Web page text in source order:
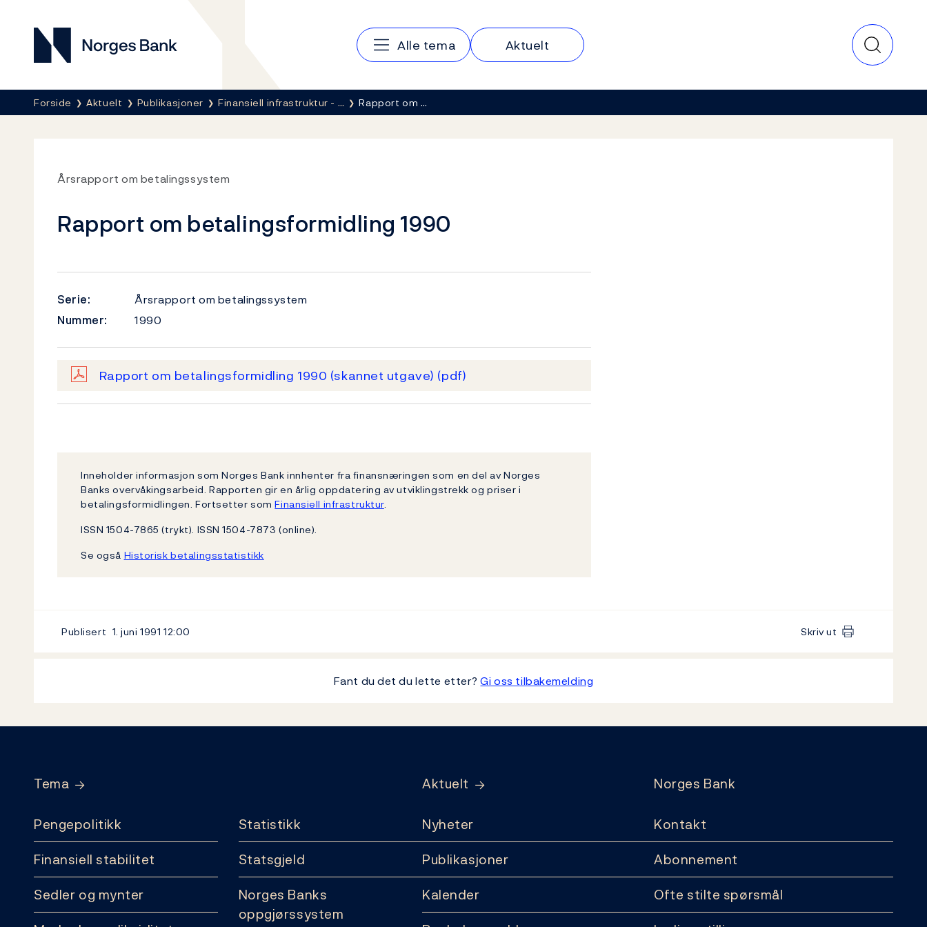
Norges Bank
Hovedmeny
Alle tema Aktuelt
Her er du nå:
Forside Aktuelt Publikasjoner Finansiell infrastruktur - … Rapport om …
Årsrapport om betalingssystem
Rapport om betalingsformidling 1990
Serie:
Årsrapport om betalingssystem
Nummer:
1990
Rapport om betalingsformidling 1990 (skannet utgave) (pdf)
Inneholder informasjon som Norges Bank innhenter fra finansnæringen som en del av Norges
Banks overvåkingsarbeid. Rapporten gir en årlig oppdatering av utviklingstrekk og priser i
betalingsformidlingen. Fortsetter somFinansiell infrastruktur.
ISSN 1504-7865 (trykt). ISSN 1504-7873 (online).
Se også Historisk betalingsstatistikk
Publisert 1. juni 1991 12:00 Skriv ut
Fant du det du lette etter?Gi oss tilbakemelding
Tema
Pengepolitikk
Finansiell stabilitet
Sedler og mynter
Statistikk
Statsgjeld
Norges Banks
oppgjørssystem
Aktuelt
Nyheter
Publikasjoner
Kalender
Norges Bank
Kontakt
Abonnement
Ofte stilte spørsmål